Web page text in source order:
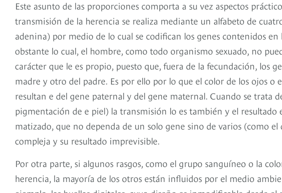
Este asunto de las proporciones comporta a su vez aspectos
transmisión de la herencia se realiza mediante un alfabeto de
adenina) por medio de lo cual se codifican los genes contenidos
obstante lo cual, el hombre, como todo organismo sexuado, no
carácter que le es propio, puesto que, fuera de la fecundación, los
madre y otro del padre. Es por ello por lo que el color de los ojos o
resultan e del gene paternal y del gene maternal. Cuando se trata
pigmentación de e piel) la transmisión lo es también y el resultado
matizado, que no de­penda de un solo gene sino de varios (como
compleja y su resultado imprevisible.
Por otra parte, si algunos rasgos, como el grupo sanguíneo o la
herencia, la mayoría de los otros están influidos por el medio